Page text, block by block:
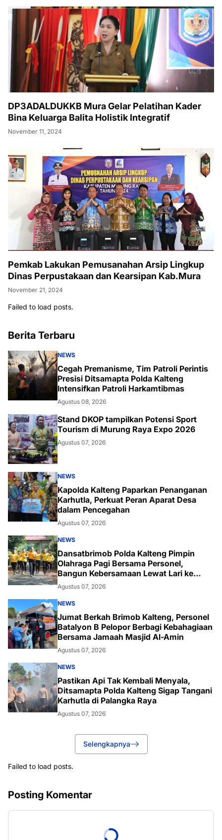
DP3ADALDUKKB Mura Gelar Pelatihan Kader
Bina Keluarga Balita Holistik Integratif
November 11, 2024
Pemkab Lakukan Pemusanahan Arsip Lingkup
Dinas Perpustakaan dan Kearsipan Kab.Mura
November 21, 2024
Failed to load posts.
Berita Terbaru
NEWS
Cegah Premanisme, Tim Patroli Perintis
Presisi Ditsamapta Polda Kalteng
Intensifkan Patroli Harkamtibmas
Agustus 08, 2026
Stand DKOP tampilkan Potensi Sport
Tourism di Murung Raya Expo 2026
Agustus 07, 2026
NEWS
Kapolda Kalteng Paparkan Penanganan
Karhutla, Perkuat Peran Aparat Desa
dalam Pencegahan
Agustus 07, 2026
NEWS
Dansatbrimob Polda Kalteng Pimpin
Olahraga Pagi Bersama Personel,
Bangun Kebersamaan Lewat Lari ke
Bukit Baranahu
Agustus 07, 2026
NEWS
Jumat Berkah Brimob Kalteng, Personel
Batalyon B Pelopor Berbagi Kebahagiaan
Bersama Jamaah Masjid Al-Amin
Agustus 07, 2026
NEWS
Pastikan Api Tak Kembali Menyala,
Ditsamapta Polda Kalteng Sigap Tangani
Karhutla di Palangka Raya
Agustus 07, 2026
Selengkapnya
Failed to load posts.
Posting Komentar